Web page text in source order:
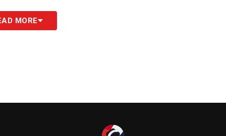
delCagliari
di lasciare il nuovo inverno ed il sogno di
MORE